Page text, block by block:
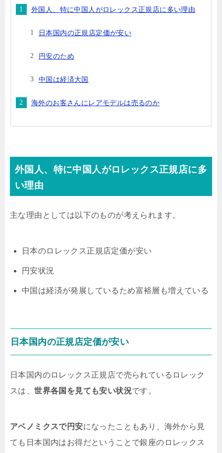
外国人、特に中国人がロレックス正規店に多い理由
日本国内の正規店定価が安い
円安のため
中国は経済大国
海外のお客さんにレアモデルは売るのか
外国人、特に中国人がロレックス正規店に多
い理由
主な理由としては以下のものが考えられます。
日本のロレックス正規店定価が安い
円安状況
中国は経済が発展しているため富裕層も増えている
日本国内の正規店定価が安い
日本国内のロレックス正規店で売られているロレック
スは、世界各国を見ても安い状況です。
アベノミクスで円安になったこともあり、海外から見
ても日本国内はお得だということで銀座のロレックス